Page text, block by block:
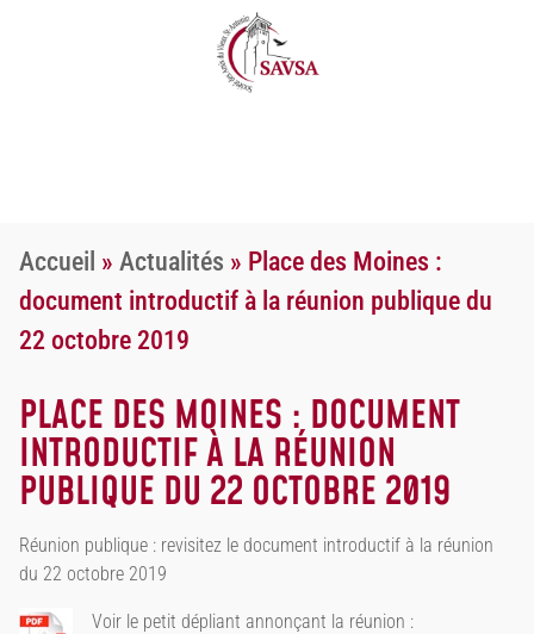
Accueil » Actualités » Place des Moines :
document introductif à la réunion publique du
22 octobre 2019
PLACE DES MOINES : DOCUMENT
INTRODUCTIF À LA RÉUNION
PUBLIQUE DU 22 OCTOBRE 2019
Réunion publique : revisitez le document introductif à la réunion
du 22 octobre 2019
Voir le petit dépliant annonçant la réunion :